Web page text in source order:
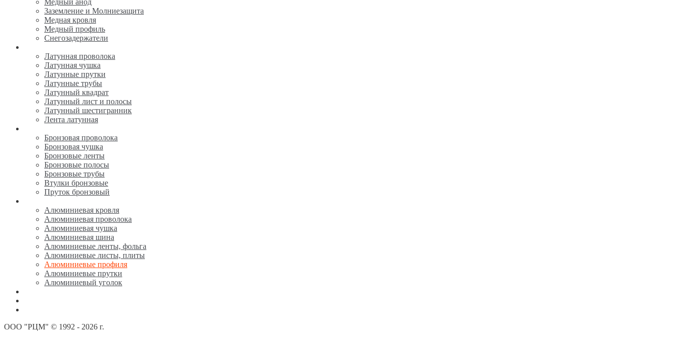
Медный анод
Заземление и Молниезащита
Медная кровля
Медный профиль
Снегозадержатели
Латунная проволока
Латунная чушка
Латунные прутки
Латунные трубы
Латунный квадрат
Латунный лист и полосы
Латунный шестигранник
Лента латунная
Бронзовая проволока
Бронзовая чушка
Бронзовые ленты
Бронзовые полосы
Бронзовые трубы
Втулки бронзовые
Пруток бронзовый
Алюминиевая кровля
Алюминиевая проволока
Алюминиевая чушка
Алюминиевая шина
Алюминиевые ленты, фольга
Алюминиевые листы, плиты
Алюминиевые профиля
Алюминиевые прутки
Алюминиевый уголок
ООО "РЦМ" © 1992 - 2026 г.